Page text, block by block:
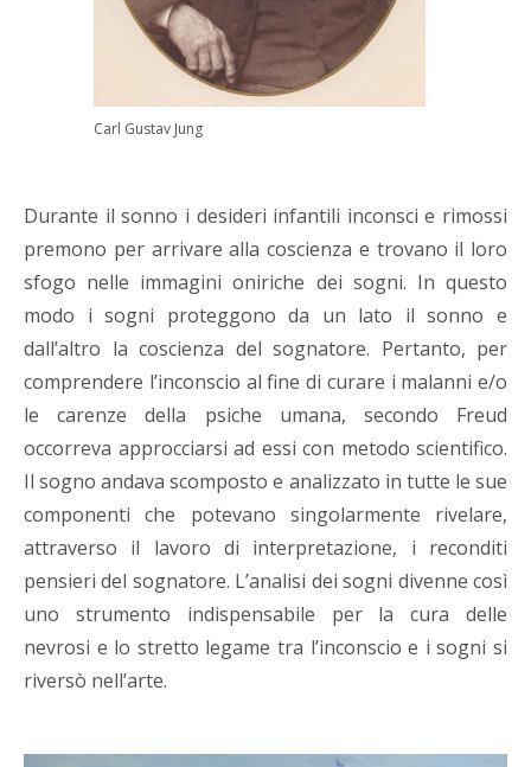
Carl Gustav Jung
Durante il sonno i desideri infantili inconsci e rimossi
premono per arrivare alla coscienza e trovano il loro
sfogo nelle immagini oniriche dei sogni. In questo
modo i sogni proteggono da un lato il sonno e
dall’altro la coscienza del sognatore. Pertanto, per
comprendere l’inconscio al fine di curare i malanni e/o
le carenze della psiche umana, secondo Freud
occorreva approcciarsi ad essi con metodo scientifico.
Il sogno andava scomposto e analizzato in tutte le sue
componenti che potevano singolarmente rivelare,
attraverso il lavoro di interpretazione, i reconditi
pensieri del sognatore. L’analisi dei sogni divenne così
uno strumento indispensabile per la cura delle
nevrosi e lo stretto legame tra l’inconscio e i sogni si
riversò nell’arte.